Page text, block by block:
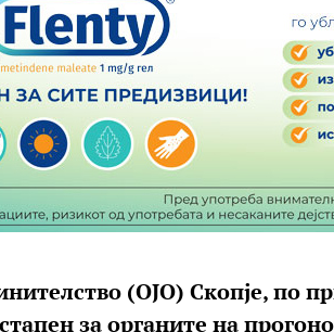
(ОЈО) Скопје, по
за органите на